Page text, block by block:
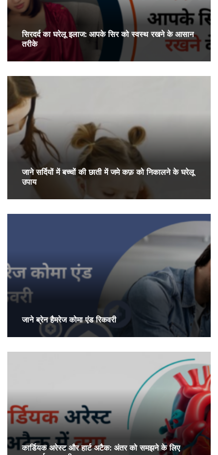
सिरदर्द का घरेलू इलाज: आपके सिर को स्वस्थ रखने के आसान
तरीके
जाने सर्दियों में बच्चों की छाती में जमे कफ़ को निकालने के घरेलू
उपाय
जाने ब्रेन हैमरेज कोमा एंड रिकवरी
कार्डियक अरेस्ट और हार्ट अटैक: अंतर को समझने के लिए